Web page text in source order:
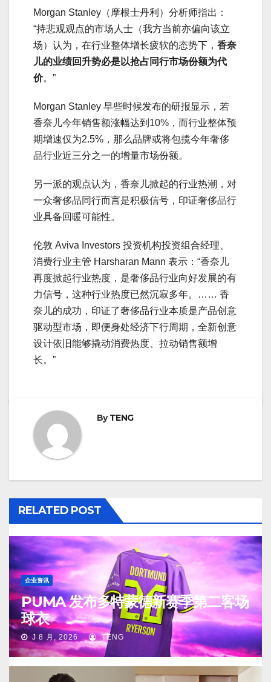
Morgan Stanley（摩根士丹利）分析师指出：
“持悲观观点的市场人士（我方当前亦偏向该立
场）认为，在行业整体增长疲软的态势下， 香奈
儿的业绩回升势必是以抢占同行市场份额为代
价。”
Morgan Stanley 早些时候发布的研报显示，若
香奈儿今年销售额涨幅达到10%，而行业整体预
期增速仅为2.5%，那么品牌或将包揽今年奢侈
品行业近三分之一的增量市场份额。
另一派的观点认为，香奈儿掀起的行业热潮，对
一众奢侈品同行而言是积极信号，印证奢侈品行
业具备回暖可能性。
伦敦 Aviva Investors 投资机构投资组合经理、
消费行业主管 Harsharan Mann 表示：“香奈儿
再度掀起行业热度，是奢侈品行业向好发展的有
力信号，这种行业热度已然沉寂多年。…… 香
奈儿的成功，印证了奢侈品行业本质是产品创意
驱动型市场，即便身处经济下行周期，全新创意
设计依旧能够撬动消费热度、拉动销售额增
长。”
ByTENG
RELATED POST
企业资讯
PUMA 发布多特蒙德新赛季第二客场
球衣
J 8 月, 2026 TENG